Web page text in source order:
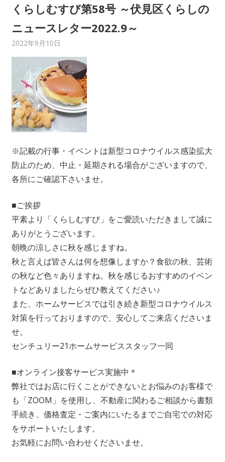
市
くらしむすび第58号 ～伏見区くらしの
ニュースレター2022.9～
2022年9月10日
※記載の行事・イベントは新型コロナウイルス感染拡大
防止のため、中止・延期される場合がございますので、
各所にご確認下さいませ。
■ご挨拶
平素より「くらしむすび」をご愛読いただきまして誠に
ありがとうございます。
朝晩の涼しさに秋を感じますね。
秋と言えば皆さんは何を想像しますか？食欲の秋、芸術
の秋など色々ありますね。秋を感じるおすすめのイベン
トなどありましたらぜひ教えてください♪
また、ホームサービスでは引き続き新型コロナウイルス
対策を行っておりますので、安心してご来店くださいま
せ。
センチュリー21ホームサービススタッフ一同
■オンライン接客サービス実施中＊
弊社ではお店に行くことができないとお悩みのお客様で
も「ZOOM」を使用し、不動産に関わるご相談から書類
手続き、価格査定・ご案内にいたるまでご自宅での対応
をサポートいたします。
お気軽にお問い合わせくださいませ。